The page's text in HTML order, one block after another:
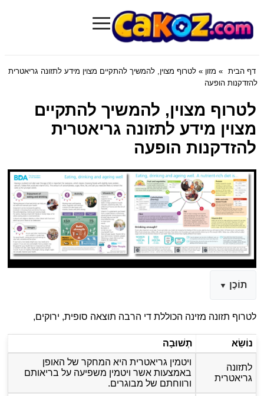
Cakoz.com
≡
דף הבית » מזון » לטרוף מצוין, להמשיך להתקיים מצוין מידע לתזונה גריאטרית
להזדקנות הופעה
לטרוף מצוין, להמשיך להתקיים
מצוין מידע לתזונה גריאטרית
להזדקנות הופעה
תוֹכֶן
לטרוף תזונה מזינה הכוללת די הרבה תוצאה סופית, ירוקים,
נוֹשֵׂא תְשׁוּבָה
לתזונה
גריאטרית
ויטמין גריאטרית היא המחקר של האופן
באמצעות אשר ויטמין משפיעה על בריאותם
ורווחתם של מבוגרים.